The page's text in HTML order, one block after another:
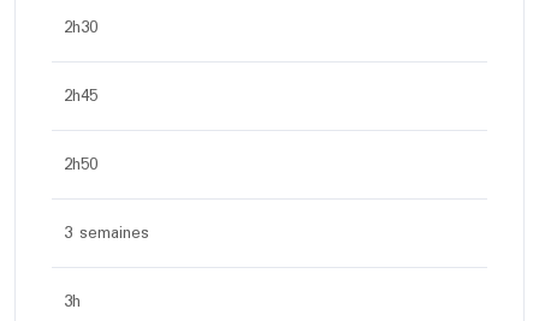
2h30
2h45
2h50
3 semaines
3h